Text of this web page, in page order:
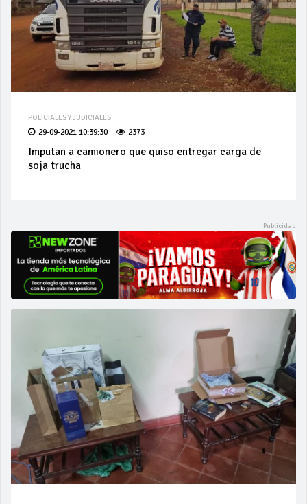
POLICIALES Y JUDICIALES
29-09-2021 10:39:30 2373
Imputan a camionero que quiso entregar carga de
soja trucha